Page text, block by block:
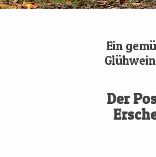
Ein
Der